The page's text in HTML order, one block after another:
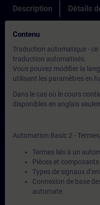
Description Détails
Contenu
Traduction automatique - ce
traduction automatisés.
Vous pouvez modifier la
utilisant les paramètres en
Dans le cas où le cours
disponibles en anglais
Automation Basic 2 -
Termes liés à un
Pièces et
Types de signaux
Connexion de base
automate